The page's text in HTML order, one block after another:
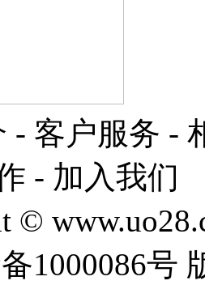
- 客户服务 -
- 加入我们
©
1000086号